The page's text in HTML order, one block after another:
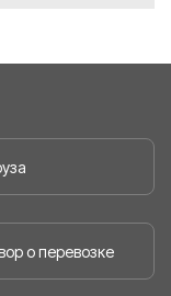
о перевозке